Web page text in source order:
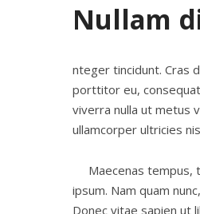
Nullam
nteger tincidunt. Cras
porttitor eu,
viverra nulla ut metus
ullamcorper ultricies
Maecenas tempus,
ipsum. Nam quam
Donec vitae sapien ut